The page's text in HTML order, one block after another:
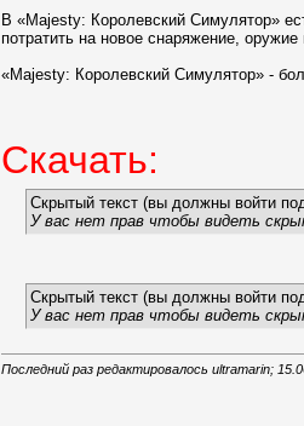
В «Majesty: Королевский Симулятор»
потратить на новое снаряжение, оружие
«Majesty: Королевский Симулятор» -
Скачать:
Скрытый текст (вы должны войти
У вас нет прав чтобы видеть
Скрытый текст (вы должны войти
У вас нет прав чтобы видеть
Последний раз редактировалось ultramarin;